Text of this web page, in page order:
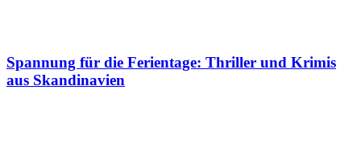
Spannung für die Ferientage: Thriller und Krimis
aus Skandinavien